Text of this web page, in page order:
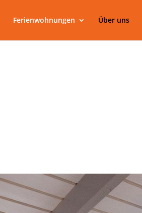
Ferienwohnungen Über uns